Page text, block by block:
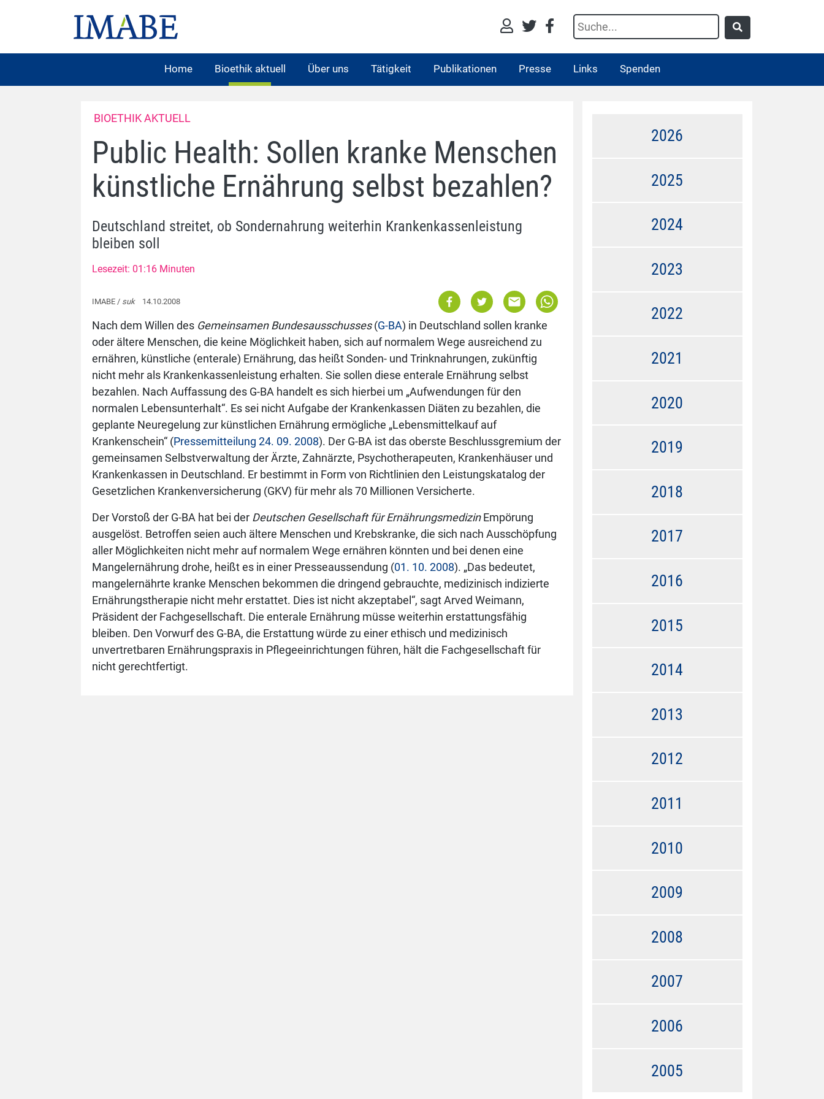
Home Bioethik aktuell Über uns Tätigkeit Publikationen Presse Links Spenden
BIOETHIK AKTUELL
Public Health: Sollen kranke Menschen
künstliche Ernährung selbst bezahlen?
Deutschland streitet, ob Sondernahrung weiterhin Krankenkassenleistung
bleiben soll
Lesezeit: 01:16 Minuten
IMABE / suk14.10.2008
Nach dem Willen des Gemeinsamen Bundesausschusses(G-BA) in Deutschland sollen kranke
oder ältere Menschen, die keine Möglichkeit haben, sich auf normalem Wege ausreichend zu
ernähren, künstliche (enterale) Ernährung, das heißt Sonden- und Trinknahrungen, zukünftig
nicht mehr als Krankenkassenleistung erhalten. Sie sollen diese enterale Ernährung selbst
bezahlen. Nach Auffassung des G-BA handelt es sich hierbei um „Aufwendungen für den
normalen Lebensunterhalt“. Es sei nicht Aufgabe der Krankenkassen Diäten zu bezahlen, die
geplante Neuregelung zur künstlichen Ernährung ermögliche „Lebensmittelkauf auf
Krankenschein“ (Pressemitteilung 24. 09. 2008). Der G-BA ist das oberste Beschlussgremium der
gemeinsamen Selbstverwaltung der Ärzte, Zahnärzte, Psychotherapeuten, Krankenhäuser und
Krankenkassen in Deutschland. Er bestimmt in Form von Richtlinien den Leistungskatalog der
Gesetzlichen Krankenversicherung (GKV) für mehr als 70 Millionen Versicherte.
Der Vorstoß der G-BA hat bei der Deutschen Gesellschaft für ErnährungsmedizinEmpörung
ausgelöst. Betroffen seien auch ältere Menschen und Krebskranke, die sich nach Ausschöpfung
aller Möglichkeiten nicht mehr auf normalem Wege ernähren könnten und bei denen eine
Mangelernährung drohe, heißt es in einer Presseaussendung (01. 10. 2008). „Das bedeutet,
mangelernährte kranke Menschen bekommen die dringend gebrauchte, medizinisch indizierte
Ernährungstherapie nicht mehr erstattet. Dies ist nicht akzeptabel“, sagt Arved Weimann,
Präsident der Fachgesellschaft. Die enterale Ernährung müsse weiterhin erstattungsfähig
bleiben. Den Vorwurf des G-BA, die Erstattung würde zu einer ethisch und medizinisch
unvertretbaren Ernährungspraxis in Pflegeeinrichtungen führen, hält die Fachgesellschaft für
nicht gerechtfertigt.
2026
2025
2024
2023
2022
2021
2020
2019
2018
2017
2016
2015
2014
2013
2012
2011
2010
2009
2008
2007
2006
2005